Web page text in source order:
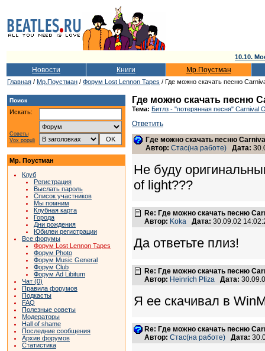
10.10.
Новости Книги Мр.Поустман
Главная / Мр.Поустман / Форум Lost Lennon Tapes / Где можно скачать песню
Поиск
Искать:
Советы
Vox populi
Мр. Поустман
Клуб
Регистрация
Выслать пароль
Список участников
Мы помним
Клубная карта
Города
Дни рождения
Юбилеи регистрации
Все форумы
Форум Lost Lennon Tapes
Форум Photo
Форум Music General
Форум Club
Форум Ad Libitum
Чат (0)
Правила форумов
Подкасты
FAQ
Полезные советы
Модераторы
Hall of shame
Последние сообщения
Архив форумов
Статистика
Где можно скачать песню
Тема: Битлз - "потерянная песня" Carnival
Ответить
Где можно скачать песню
Автор: Стас(на работе) Дата:
Не буду
of light???
Re: Где можно скачать песню
Автор: Koka Дата: 30.09.02
Да ответьте плиз!
Re: Где можно скачать песню
Автор: Heinrich Ptiza Дата:
Я ее скачивал в
Re: Где можно скачать песню
Автор: Стас(на работе) Дата: